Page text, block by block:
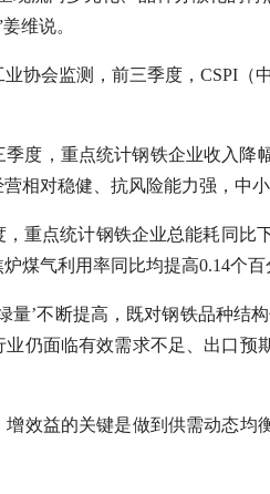
维说。
协会监测，前三季度，CSPI（
度，重点统计钢铁企业收入降
相对稳健、抗风险能力强，中
重点统计钢铁企业总能耗同比
煤气利用率同比均提高0.14个
量’不断提高，既对钢铁品种
仍面临有效需求不足、出口
效益的关键是做到供需动态